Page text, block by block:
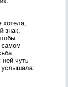
хотела,
знак,
самом
ней чуть
услышала: